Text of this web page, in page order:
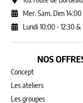
Mer. Sam. Dim
Lundi 10:00 - 12:30
NOS
Concept
Les ateliers
Les groupes